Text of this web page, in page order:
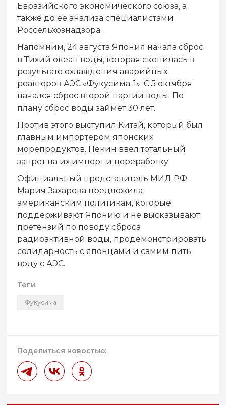
Евразийского экономического союза, а
также до ее анализа специалистами
Россельхознадзора.
Напомним, 24 августа Япония начала сброс
в Тихий океан воды, которая скопилась в
результате охлаждения аварийных
реакторов АЭС «Фукусима-1». С 5 октября
начался сброс второй партии воды. По
плану сброс воды займет 30 лет.
Против этого выступил Китай, который был
главным импортером японских
морепродуктов. Пекин ввел тотальный
запрет на их импорт и переработку.
Официальный представитель МИД РФ
Мария Захарова предложила
американским политикам, которые
поддерживают Японию и не высказывают
претензий по поводу сброса
радиоактивной воды, продемонстрировать
солидарность с японцами и самим пить
воду с АЭС.
Теги
Фукусима
Поделиться новостью: